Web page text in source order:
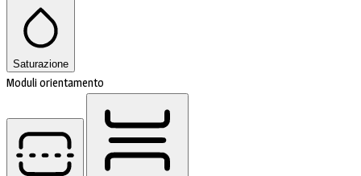
Saturazione
Moduli orientamento